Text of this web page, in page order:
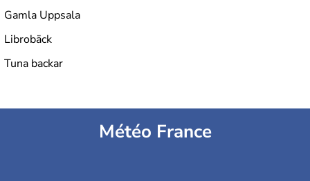
Gamla Uppsala
Librobäck
Tuna backar
Météo France